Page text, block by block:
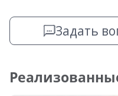
Задать